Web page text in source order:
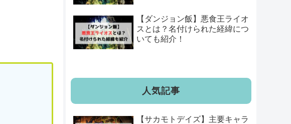
【ダンジョン飯】悪食王ライオ
スとは？名付けられた経緯につ
いても紹介！
人気記事
【サカモトデイズ】主要キャラ